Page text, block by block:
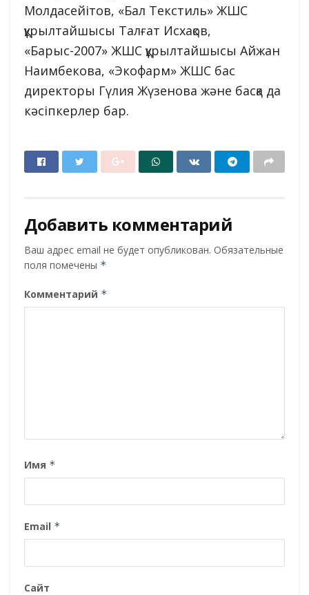
Молдасейітов, «Бал Текстиль» ЖШС
құрылтайшысы Талғат Исхақов,
«Барыс-2007» ЖШС құрылтайшысы Айжан
Наимбекова, «Экофарм» ЖШС бас
директоры Гүлия Жүзенова және басқа да
кәсіпкерлер бар.
Добавить комментарий
Ваш адрес email не будет опубликован. Обязательные
поля помечены *
Комментарий *
Имя *
Email *
Сайт